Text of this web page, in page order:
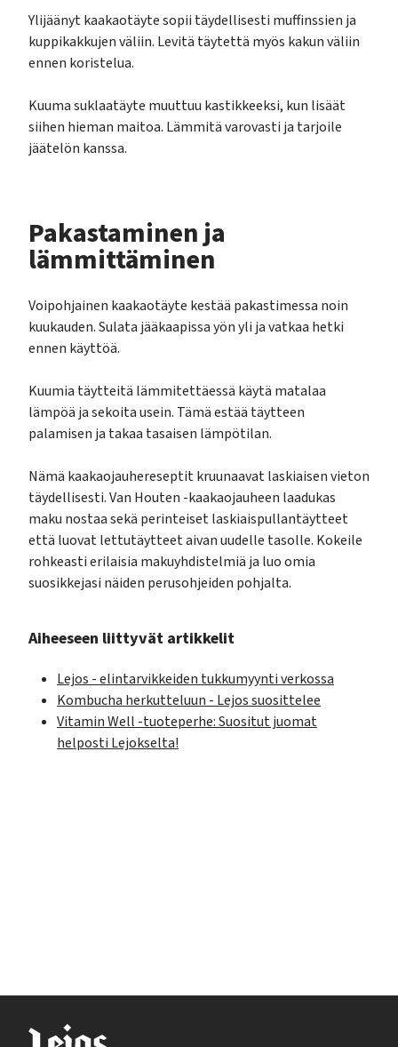
Ylijäänyt kaakaotäyte sopii täydellisesti muffinssien ja
kuppikakkujen väliin. Levitä täytettä myös kakun väliin
ennen koristelua.
Kuuma suklaatäyte muuttuu kastikkeeksi, kun lisäät
siihen hieman maitoa. Lämmitä varovasti ja tarjoile
jäätelön kanssa.
Pakastaminen ja
lämmittäminen
Voipohjainen kaakaotäyte kestää pakastimessa noin
kuukauden. Sulata jääkaapissa yön yli ja vatkaa hetki
ennen käyttöä.
Kuumia täytteitä lämmitettäessä käytä matalaa
lämpöä ja sekoita usein. Tämä estää täytteen
palamisen ja takaa tasaisen lämpötilan.
Nämä kaakaojauhereseptit kruunaavat laskiaisen vieton
täydellisesti. Van Houten -kaakaojauheen laadukas
maku nostaa sekä perinteiset laskiaispullantäytteet
että luovat lettutäytteet aivan uudelle tasolle. Kokeile
rohkeasti erilaisia makuyhdistelmiä ja luo omia
suosikkejasi näiden perusohjeiden pohjalta.
Aiheeseen liittyvät artikkelit
Lejos - elintarvikkeiden tukkumyynti verkossa
Kombucha herkutteluun - Lejos suosittelee
Vitamin Well -tuoteperhe: Suositut juomat
helposti Lejokselta!